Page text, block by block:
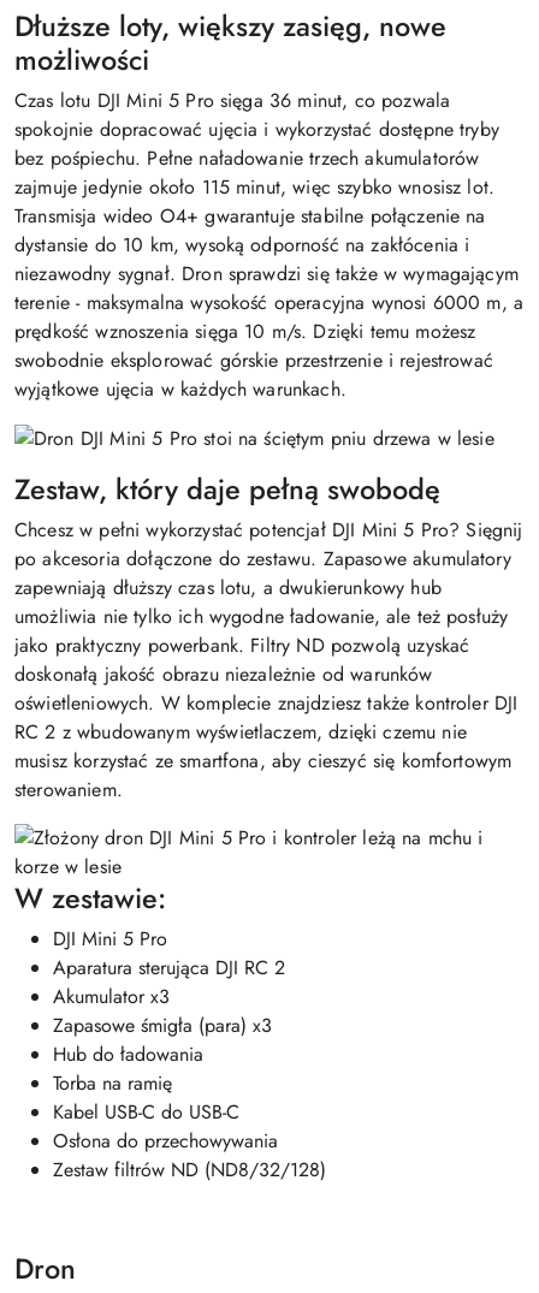
Dłuższe loty, większy zasięg, nowe
możliwości
Czas lotu DJI Mini 5 Pro sięga 36 minut, co pozwala
spokojnie dopracować ujęcia i wykorzystać dostępne tryby
bez pośpiechu. Pełne naładowanie trzech akumulatorów
zajmuje jedynie około 115 minut, więc szybko wnosisz lot.
Transmisja wideo O4+ gwarantuje stabilne połączenie na
dystansie do 10 km, wysoką odporność na zakłócenia i
niezawodny sygnał. Dron sprawdzi się także w wymagającym
terenie - maksymalna wysokość operacyjna wynosi 6000 m, a
prędkość wznoszenia sięga 10 m/s. Dzięki temu możesz
swobodnie eksplorować górskie przestrzenie i rejestrować
wyjątkowe ujęcia w każdych warunkach.
Zestaw, który daje pełną swobodę
Chcesz w pełni wykorzystać potencjał DJI Mini 5 Pro? Sięgnij
po akcesoria dołączone do zestawu. Zapasowe akumulatory
zapewniają dłuższy czas lotu, a dwukierunkowy hub
umożliwia nie tylko ich wygodne ładowanie, ale też posłuży
jako praktyczny powerbank. Filtry ND pozwolą uzyskać
doskonałą jakość obrazu niezależnie od warunków
oświetleniowych. W komplecie znajdziesz także kontroler DJI
RC 2 z wbudowanym wyświetlaczem, dzięki czemu nie
musisz korzystać ze smartfona, aby cieszyć się komfortowym
sterowaniem.
W zestawie:
DJI Mini 5 Pro
Aparatura sterująca DJI RC 2
Akumulator x3
Zapasowe śmigła (para) x3
Hub do ładowania
Torba na ramię
Kabel USB-C do USB-C
Osłona do przechowywania
Zestaw filtrów ND (ND8/32/128)
Dron